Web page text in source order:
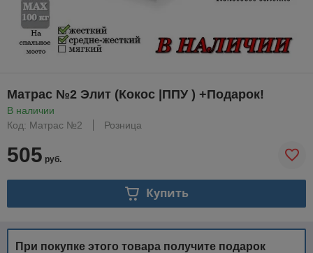
Матрас №2 Элит (Кокос |ППУ ) +Подарок!
В наличии
Код: Матрас №2
Розница
505 руб.
Купить
При покупке этого товара получите подарок